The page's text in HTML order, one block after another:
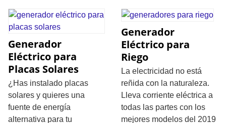
Generador
Eléctrico para
Placas Solares
¿Has instalado placas
solares y quieres una
fuente de energía
alternativa para tu
Generador
Eléctrico para
Riego
La electricidad no está
reñida con la naturaleza.
Lleva corriente eléctrica a
todas las partes con los
mejores modelos del 2019